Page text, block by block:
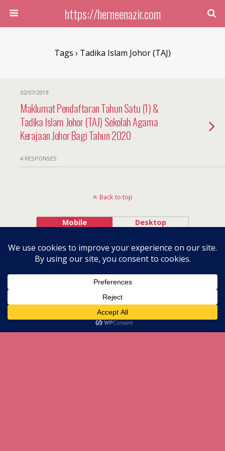
https://herneenazir.com
Tags › Tadika Islam Johor (TAJ)
02/07/2019
Maklumat Pendaftaran Tahun Satu (1) &
Tadika Islam Johor (TAJ) Sekolah Agama
Kerajaan Johor Bagi Tahun 2020
4 RESPONSES
Back to top
Mobile Desktop
All content Copyright herneenazir[dot]com